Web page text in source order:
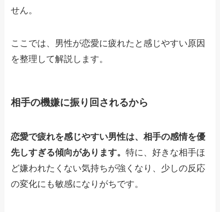
せん。
ここでは、男性が恋愛に疲れたと感じやすい原因
を整理して解説します。
相手の機嫌に振り回されるから
恋愛で疲れを感じやすい男性は、相手の感情を優
先しすぎる傾向があります。特に、好きな相手ほ
ど嫌われたくない気持ちが強くなり、少しの反応
の変化にも敏感になりがちです。